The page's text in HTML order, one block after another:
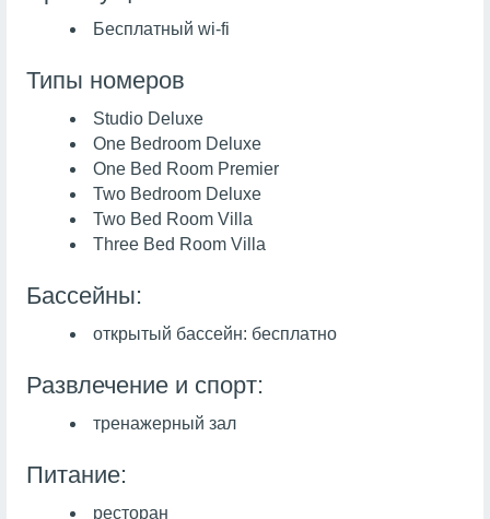
Бесплатный wi-fi
Типы номеров
Studio Deluxe
One Bedroom Deluxe
One Bed Room Premier
Two Bedroom Deluxe
Two Bed Room Villa
Three Bed Room Villa
Бассейны:
открытый бассейн: бесплатно
Развлечение и спорт:
тренажерный зал
Питание:
ресторан